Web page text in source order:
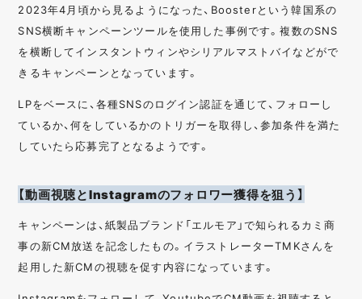
2023年4月頃から見るようになった、Boosterという韓国系の
SNS横断キャンペーンツールを使用した事例です。複数のSNS
を横断してインスタントウィンやシリアルマストバイなどがで
きるキャンペーンとなっています。
LPをベースに、各種SNSのログイン認証を通じて、フォローし
ているか、何をしているかのトリガーを取得し、参加条件を満た
していたら応募完了となるようです。
【動画視聴とInstagramのフォロワー獲得を狙う】
キャンペーンは、紙製品ブランド「エルモア」で知られるカミ商
事の新CM放送を記念したもの。イラストレーターTMKさんを
起用した新CMの視聴を促す内容になっています。